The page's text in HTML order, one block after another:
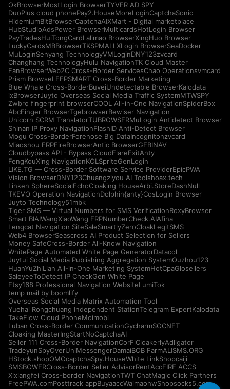
OkBrowserMostLogin BrowserTYVER AD SPY
DuoPlus cloud phonePay2.HouseMoreLoginCaptchaSonic
HidemiumBitBrowserCaptchaAIXMart - Digital marketplace
HubStudioAdsPower BrowserMulticardsHotLogin Browser
PayTradesHuiTongCardLalimao BrowserXingHuo Browser
LuckyCardsMBBrowserTKSPMALLXLogin BrowserSeaDocker
MuLoginSenyang TechnologyVMLoginDNY123zvcard
Changhang TechnologyHulu NavigationTK Cloud Master
FanBrowserWeb2C Cross-Border ServicesChao Operationsvmcard
Prism BrowseLEEPSMART Cross-Border Marketing
Blue Whale Cross-BorderBuveiUndetectable BrowserKalodata
ixBrowserJuyto Overseas Social Media Traffic SystemMTWSPY
Zwbro fingerprint browserCOOL All-in-One NavigationSpiderBox
AbcFinger BrowserTgebrowserBewiser Navigation
Unicorn SCRM TranslatorTUBROWSERMuLogin Antidetect Browser
Shinan IP Proxy NavigationFlashID Anti-Detect Browser
Mogu Cross-BorderForenose Big DataIncognitonzvcard
Miaoshou ERPFireBrowserAntic BrowserGEBINAV
Cloudbypass API - Bypass CloudFlareExitAnty
FengKouXing NavigationKOLSpriteGenLogin
LIKE.TG — Cross-Border Software Service ProviderEpicPWA
Vision BrowserDNY123Chuangziyou AI Toolshoax.tech
Linken SphereSocialEchoCloaking HouseArbi.StoreDashNull
TKEVO Operation NavigationDolphin{anty}CosLogin Browser
Juyto Technology51mbk
Tiger SMS — Virtual Numbers for SMS VerificationRoxyBrowser
Smart BIAIWangXiaoWang ERPNumberCheck.AIAfina
Lengcat Navigation SiteSaleSmartlyZeroCloakLegitSMS
Web4 BrowserSeascross AI Product Selection for Sellers
Money SafeCross-Border All-Know Navigation
WhitePage Automated White Page GeneratorDatacol
Juytui Social Media Publishing Aggregation SystemOuzhou123
HuanYuZhiLian All-in-One Marketing SystemHotCpaGlosellers
SaleyeeToDetect IP CheckGen White Page
Etsy168 Professional Navigation WebsiteLumiTok
temp mail by boomlify
Overseas Social Media Matrix Automation Tool
Yuehai Rongchuang Independent StationTelegram ExpertKalodata
TakeFlow Cloud PhoneMoimobi
Luban Cross-Border CommunicationGycharmSOCNET
Cloaking MasterIngStartNoCaptchaAI
Seller 111 Cross-Border NavigationCorFiCloakerlyAdligator
TradeyunSpyOverUniMessengerDamaiBOB FarmALISMS.ORG
HStock.shopOMOcaptchaSpy.HouseWhite LinkShopcaiji
SMSBOWERCross-Border Seller AdvisorRentAccFIRE ACCS
Xixiangfei Cross-border NavigationTWT ChatMagic Click Partners
FreePWA.comPosttrack appBuyaaccWaimaohwShopsocks5.com